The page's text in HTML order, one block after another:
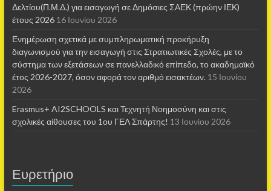
Δελτίου(Π.Μ.Δ.) για εισαγωγή σε Δημόσιες ΣΑΕΚ (πρώην ΙΕΚ)
έτους 2026 16 Ιουνίου 2026
Ενημέρωση σχετικά με συμπληρωματική προκήρυξη
διαγωνισμού για την εισαγωγή στις Στρατιωτικές Σχολές, με το
σύστημα των εξετάσεων σε πανελλαδικό επίπεδο, το ακαδημαϊκό
έτος 2026-2027, όσον αφορά τον αριθμό εισακτέων. 15 Ιουνίου
2026
Erasmus+ AI2SCHOOLS και Τεχνητή Νοημοσύνη και στις
σχολικές αίθουσες τoυ 1ου ΓΕΛ Σπάρτης! 13 Ιουνίου 2026
Ευρετήριο